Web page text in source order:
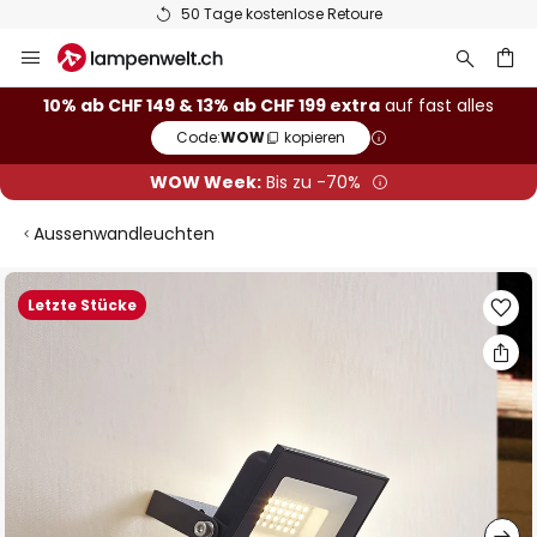
50 Tage kostenlose Retoure
Inhalt
springen
10% ab CHF 149 & 13% ab CHF 199 extra auf fast alles
Code:WOW kopieren
WOW Week:Bis zu -70%
Aussenwandleuchten
Letzte Stücke
Zum
Ende